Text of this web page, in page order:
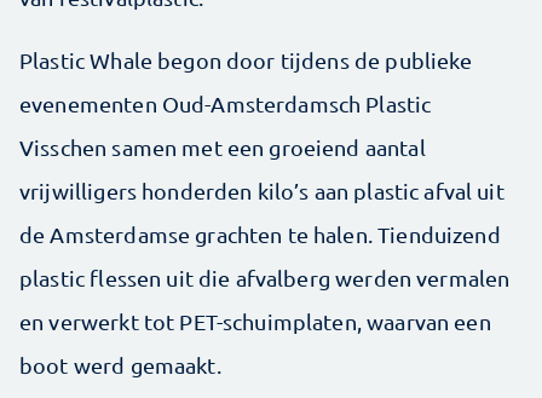
Plastic Whale begon door tijdens de publieke
evenementen Oud-Amsterdamsch Plastic
Visschen samen met een groeiend aantal
vrijwilligers honderden kilo’s aan plastic afval uit
de Amsterdamse grachten te halen. Tienduizend
plastic flessen uit die afvalberg werden vermalen
en verwerkt tot PET-schuimplaten, waarvan een
boot werd gemaakt.